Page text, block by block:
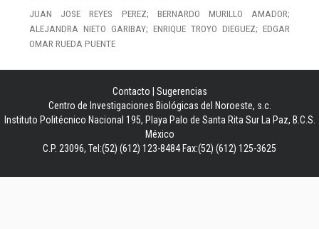
JUAN JOSE REYES PEREZ; BERNARDO MURILLO AMADOR;
ALEJANDRA NIETO GARIBAY; ENRIQUE TROYO DIEGUEZ; EDGAR
OMAR RUEDA PUENTE
Contacto
Sugerencias
Centro de Investigaciones Biológicas del Noroeste, s.c.
Instituto Politécnico Nacional 195, Playa Palo de Santa Rita Sur La Paz, B.C.S.
México
C.P. 23096, Tel:(52) (612) 123-8484 Fax:(52) (612) 125-3625